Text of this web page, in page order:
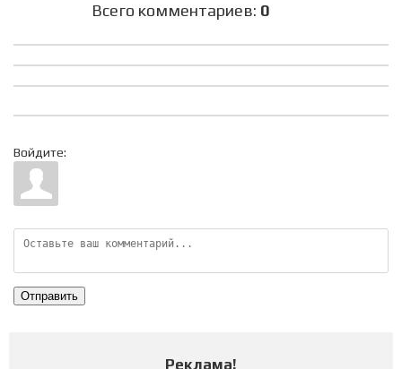
Всего комментариев: 0
Войдите:
Отправить
Реклама!